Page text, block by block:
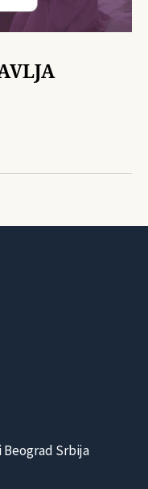
Beograd Srbija